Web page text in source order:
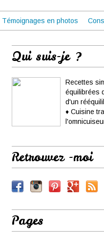
Témoignages en photos
Qui suis-je ?
Recettes
équilibrées
d'un
♦ Cuisine
Retrouvez -moi
Pages